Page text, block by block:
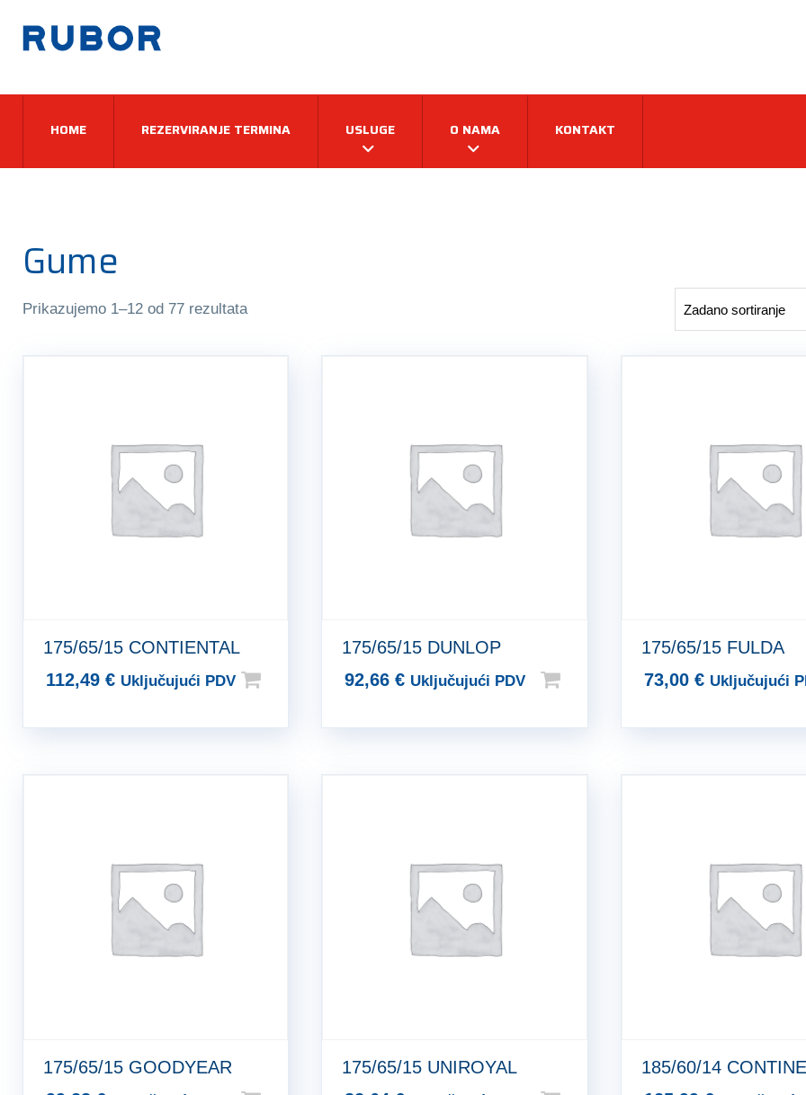
HOME REZERVIRANJE TERMINA USLUGE O NAMA KONTAKT
Gume
Prikazujemo 1–12 od 77 rezultata
175/65/15 CONTIENTAL
112,49 € Uključujući PDV
175/65/15 DUNLOP
92,66€ Uključujući PDV
175/65/15 FULDA
73,00€ Uključujući
175/65/15 GOODYEAR
175/65/15 UNIROYAL
185/60/14